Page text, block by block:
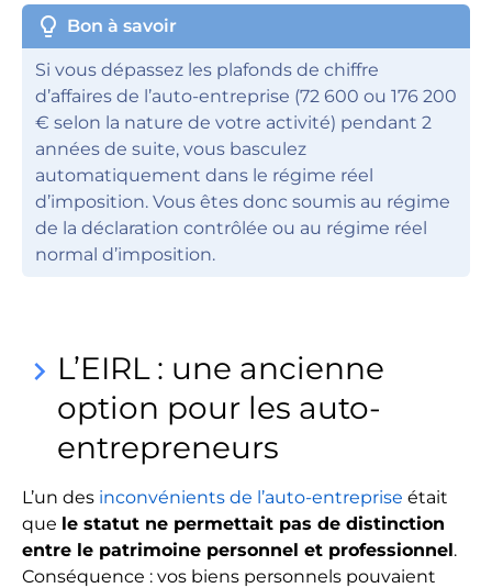
lightbulb Bon à savoir
Si vous dépassez les plafonds de chiffre
d’affaires de l’auto-entreprise (72 600 ou 176 200
€ selon la nature de votre activité) pendant 2
années de suite, vous basculez
automatiquement dans le régime réel
d’imposition. Vous êtes donc soumis au régime
de la déclaration contrôlée ou au régime réel
normal d’imposition.
keyboard_arrow_right L’EIRL : une ancienne
option pour les auto-
entrepreneurs
L’un des inconvénients de l’auto-entreprise était
que le statut ne permettait pas de distinction
entre le patrimoine personnel et professionnel.
Conséquence : vos biens personnels pouvaient